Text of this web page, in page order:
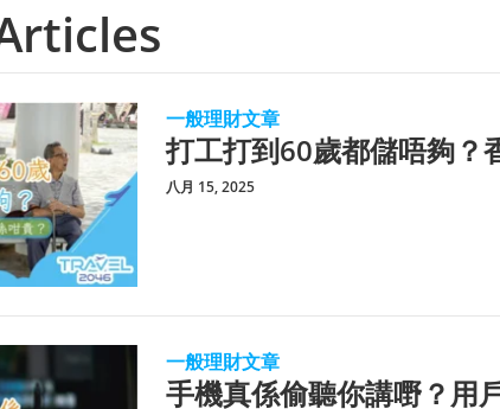
一般理財文章
打工打到60歲都儲唔夠？
八月 15, 2025
一般理財文章
手機真係偷聽你講嘢？用